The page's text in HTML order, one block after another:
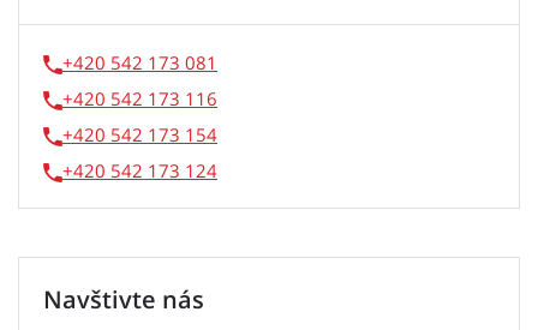
+420 542 173 081
+420 542 173 116
+420 542 173 154
+420 542 173 124
Navštivte nás